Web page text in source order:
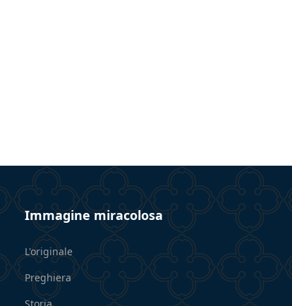
Immagine miracolosa
L'originale
Preghiera